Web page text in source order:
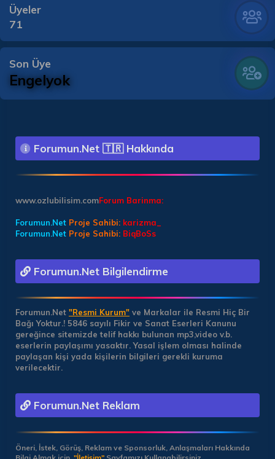
Üyeler
71
Son Üye
Engelyok
Forumun.Net 🇹🇷 Hakkında
Forum Barinma:
www.ozlubilisim.com
Forumun.Net Proje Sahibi: karizma_
Forumun.Net Proje Sahibi: BiqBoSs
Forumun.Net Bilgilendirme
Forumun.Net "Resmi Kurum" ve Markalar ile Resmi Hiç Bir
Bağı Yoktur.! 5846 sayılı Fikir ve Sanat Eserleri Kanunu
gereğince sitemizde telif hakkı bulunan mp3,video v.b.
eserlerin paylaşımı yasaktır. Yasal işlem olması halinde
paylaşan kişi yada kişilerin bilgileri gerekli kuruma
verilecektir.
Forumun.Net Reklam
Öneri, İstek, Görüş, Reklam ve Sponsorluk, Anlaşmaları Hakkında